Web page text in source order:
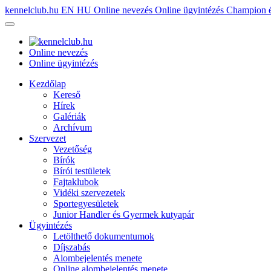
kennelclub.hu EN HU Online nevezés Online ügyintézés Champion
Online nevezés
Online ügyintézés
Kezdőlap
Kereső
Hírek
Galériák
Archívum
Szervezet
Vezetőség
Bírók
Bírói testületek
Fajtaklubok
Vidéki szervezetek
Sportegyesületek
Junior Handler és Gyermek kutyapár
Ügyintézés
Letölthető dokumentumok
Díjszabás
Alombejelentés menete
Online alombejelentés menete